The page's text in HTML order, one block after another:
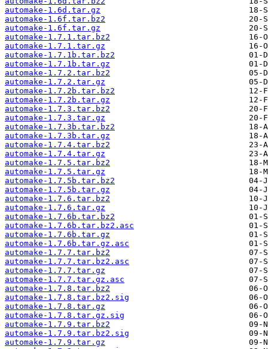
automake-1.6d.tar.gz
automake-1.6f.tar.bz2
automake-1.6f.tar.gz
automake-1.7.1.tar.bz2
automake-1.7.1.tar.gz
automake-1.7.1b.tar.bz2
automake-1.7.1b.tar.gz
automake-1.7.2.tar.bz2
automake-1.7.2.tar.gz
automake-1.7.2b.tar.bz2
automake-1.7.2b.tar.gz
automake-1.7.3.tar.bz2
automake-1.7.3.tar.gz
automake-1.7.3b.tar.bz2
automake-1.7.3b.tar.gz
automake-1.7.4.tar.bz2
automake-1.7.4.tar.gz
automake-1.7.5.tar.bz2
automake-1.7.5.tar.gz
automake-1.7.5b.tar.bz2
automake-1.7.5b.tar.gz
automake-1.7.6.tar.bz2
automake-1.7.6.tar.gz
automake-1.7.6b.tar.bz2
automake-1.7.6b.tar.bz2.asc
automake-1.7.6b.tar.gz
automake-1.7.6b.tar.gz.asc
automake-1.7.7.tar.bz2
automake-1.7.7.tar.bz2.asc
automake-1.7.7.tar.gz
automake-1.7.7.tar.gz.asc
automake-1.7.8.tar.bz2
automake-1.7.8.tar.bz2.sig
automake-1.7.8.tar.gz
automake-1.7.8.tar.gz.sig
automake-1.7.9.tar.bz2
automake-1.7.9.tar.bz2.sig
automake-1.7.9.tar.gz